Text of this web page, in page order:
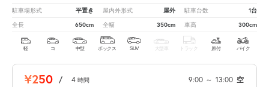
駐車場形式 平置き 屋内外形式 屋外 駐車台数 1台
全長 650cm 全幅 350cm 車高 300cm
軽 コ 中型 ボックス SUV 大型車 トラック 原付 バイク
¥250 / 4 時間 9:00 ～ 13:00 空